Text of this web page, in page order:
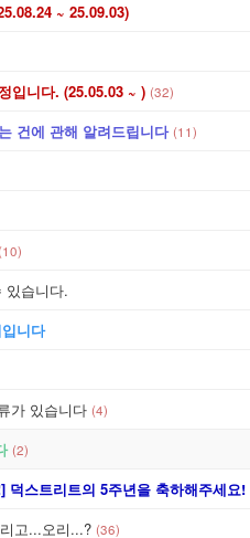
~ 25.09.03)
입니다. (25.05.03 ~ ) (32)
건에 관해 알려드립니다 (11)
(10)
있습니다.
니다
가 있습니다 (4)
(2)
스트리트의 5주년을 축하해주세요!
고...오리...? (36)